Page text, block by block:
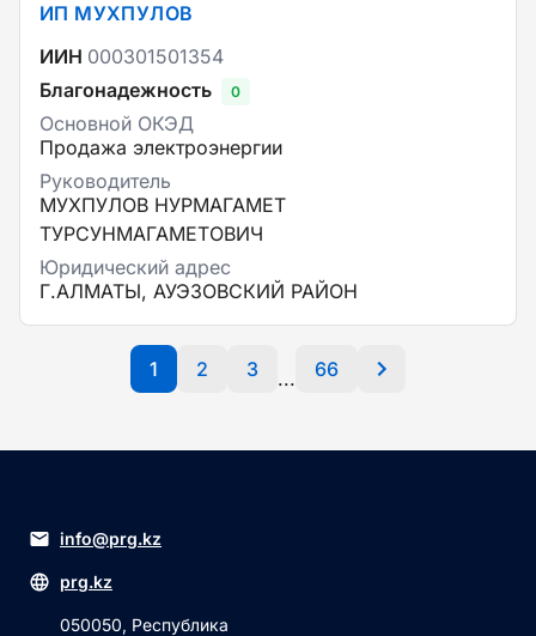
ИП МУХПУЛОВ
ИИН 000301501354
Благонадежность
0
Основной ОКЭД
Продажа электроэнергии
Руководитель
МУХПУЛОВ НУРМАГАМЕТ
ТУРСУНМАГАМЕТОВИЧ
Юридический адрес
Г.АЛМАТЫ, АУЭЗОВСКИЙ РАЙОН
1 2 3 ... 66
info@prg.kz
prg.kz
050050, Республика